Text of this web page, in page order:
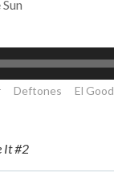
Deftones El
It #2